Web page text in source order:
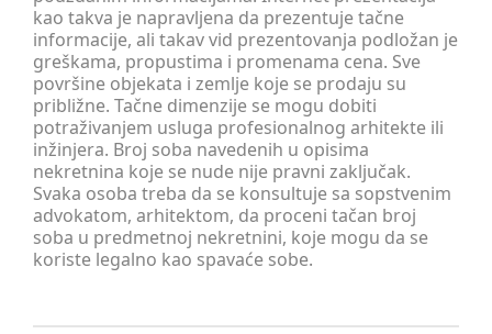
kao takva je napravljena da prezentuje tačne
informacije, ali takav vid prezentovanja podložan je
greškama, propustima i promenama cena. Sve
površine objekata i zemlje koje se prodaju su
približne. Tačne dimenzije se mogu dobiti
potraživanjem usluga profesionalnog arhitekte ili
inžinjera. Broj soba navedenih u opisima
nekretnina koje se nude nije pravni zaključak.
Svaka osoba treba da se konsultuje sa sopstvenim
advokatom, arhitektom, da proceni tačan broj
soba u predmetnoj nekretnini, koje mogu da se
koriste legalno kao spavaće sobe.